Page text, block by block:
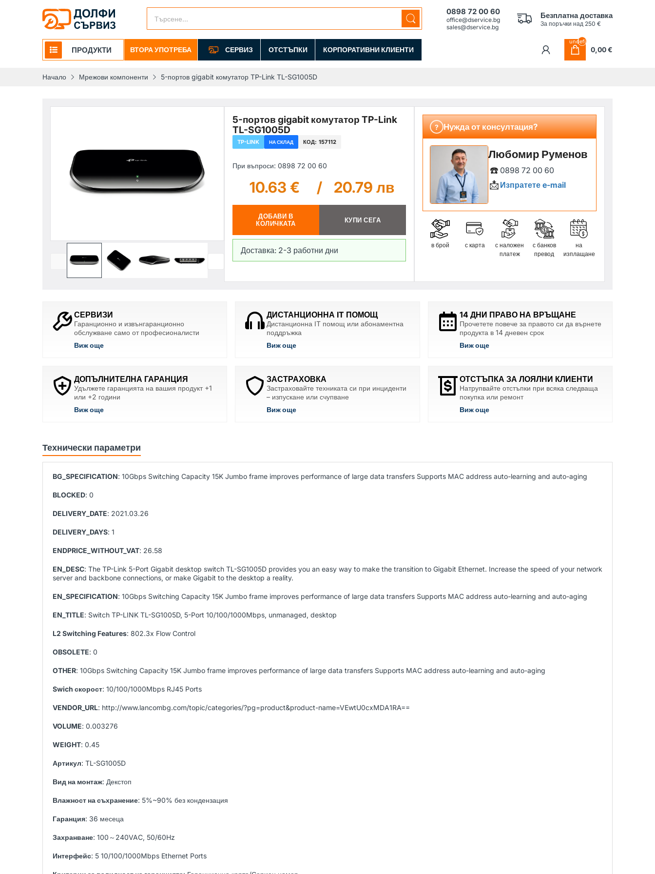
0898 72 00 60
office@dservice.bg
sales@dservice.bg
Безплатна доставка
За поръчки над 250 €
ПРОДУКТИ ВТОРА УПОТРЕБА СЕРВИЗ ОТСТЪПКИ КОРПОРАТИВНИ КЛИЕНТИ
undefined
0,00 €
Начало Мрежови компоненти 5-портов gigabit комутатор TP-Link TL-SG1005D
5-портов gigabit комутатор TP-Link
TL-SG1005D
TP-LINK НА СКЛАД КОД: 157112
При въпроси: 0898 72 00 60
10.63 € / 20.79 лв
ДОБАВИ В
КОЛИЧКАТА
КУПИ СЕГА
Доставка: 2-3 работни дни
? Нужда от консултация?
Любомир Руменов
☎️ 0898 72 00 60
📩 Изпратете e-mail
в брой с карта
с наложен
платеж
с банков
превод
на
изплащане
СЕРВИЗИ
Гаранционно и извънгаранционно
обслужване само от професионалисти
Виж още
ДИСТАНЦИОННА IT ПОМОЩ
Дистанционна IT помощ или абонаментна
поддръжка
Виж още
14 ДНИ ПРАВО НА ВРЪЩАНЕ
Прочетете повече за правото си да върнете
продукта в 14 дневен срок
Виж още
ДОПЪЛНИТЕЛНА ГАРАНЦИЯ
Удължете гаранцията на вашия продукт +1
или +2 години
Виж още
ЗАСТРАХОВКА
Застраховайте техниката си при инциденти
– изпускане или счупване
Виж още
ОТСТЪПКА ЗА ЛОЯЛНИ КЛИЕНТИ
Натрупвайте отстъпки при всяка следваща
покупка или ремонт
Виж още
Технически параметри
BG_SPECIFICATION: 10Gbps Switching Capacity 15K Jumbo frame improves performance of large data transfers Supports MAC address auto-learning and auto-aging
BLOCKED: 0
DELIVERY_DATE: 2021.03.26
DELIVERY_DAYS: 1
ENDPRICE_WITHOUT_VAT: 26.58
EN_DESC: The TP-Link 5-Port Gigabit desktop switch TL-SG1005D provides you an easy way to make the transition to Gigabit Ethernet. Increase the speed of your network
server and backbone connections, or make Gigabit to the desktop a reality.
EN_SPECIFICATION: 10Gbps Switching Capacity 15K Jumbo frame improves performance of large data transfers Supports MAC address auto-learning and auto-aging
EN_TITLE: Switch TP-LINK TL-SG1005D, 5-Port 10/100/1000Mbps, unmanaged, desktop
L2 Switching Features: 802.3x Flow Control
OBSOLETE: 0
OTHER: 10Gbps Switching Capacity 15K Jumbo frame improves performance of large data transfers Supports MAC address auto-learning and auto-aging
Swich скорост: 10/100/1000Mbps RJ45 Ports
VENDOR_URL: http://www.lancombg.com/topic/categories/?pg=product&product-name=VEwtU0cxMDA1RA==
VOLUME: 0.003276
WEIGHT: 0.45
Артикул: TL-SG1005D
Вид на монтаж: Декстоп
Влажност на съхранение: 5%~90% без кондензация
Гаранция: 36 месеца
Захранване: 100～240VAC, 50/60Hz
Интерфейс: 5 10/100/1000Mbps Ethernet Ports